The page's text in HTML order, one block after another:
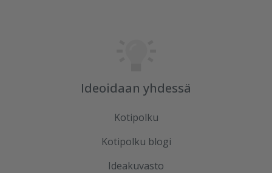
Ideoidaan yhdessä
Kotipolku
Kotipolku blogi
Ideakuvasto